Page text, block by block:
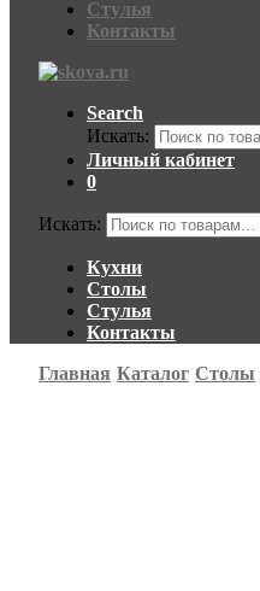
Стулья
Контакты
Search
Искать:
Личный кабинет
0
Искать:
Кухни
Столы
Стулья
Контакты
Главная Каталог Столы